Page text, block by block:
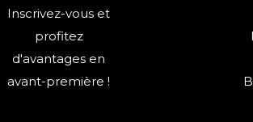
Inscrivez-vous et
profitez
d'avantages en
avant-première !